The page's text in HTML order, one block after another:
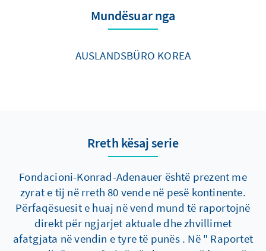
Mundësuar nga
AUSLANDSBÜRO KOREA
Rreth kësaj serie
Fondacioni-Konrad-Adenauer është prezent me
zyrat e tij në rreth 80 vende në pesë kontinente.
Përfaqësuesit e huaj në vend mund të raportojnë
direkt për ngjarjet aktuale dhe zhvillimet
afatgjata në vendin e tyre të punës . Në " Raportet